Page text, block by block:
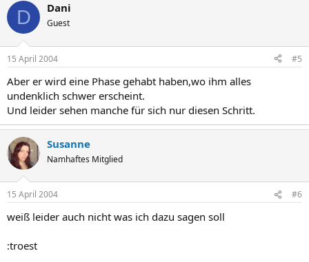
D Dani
Guest
15 April 2004 #5
Aber er wird eine Phase gehabt haben,wo ihm alles
undenklich schwer erscheint.
Und leider sehen manche für sich nur diesen Schritt.
Susanne
Namhaftes Mitglied
15 April 2004 #6
weiß leider auch nicht was ich dazu sagen soll
:troest